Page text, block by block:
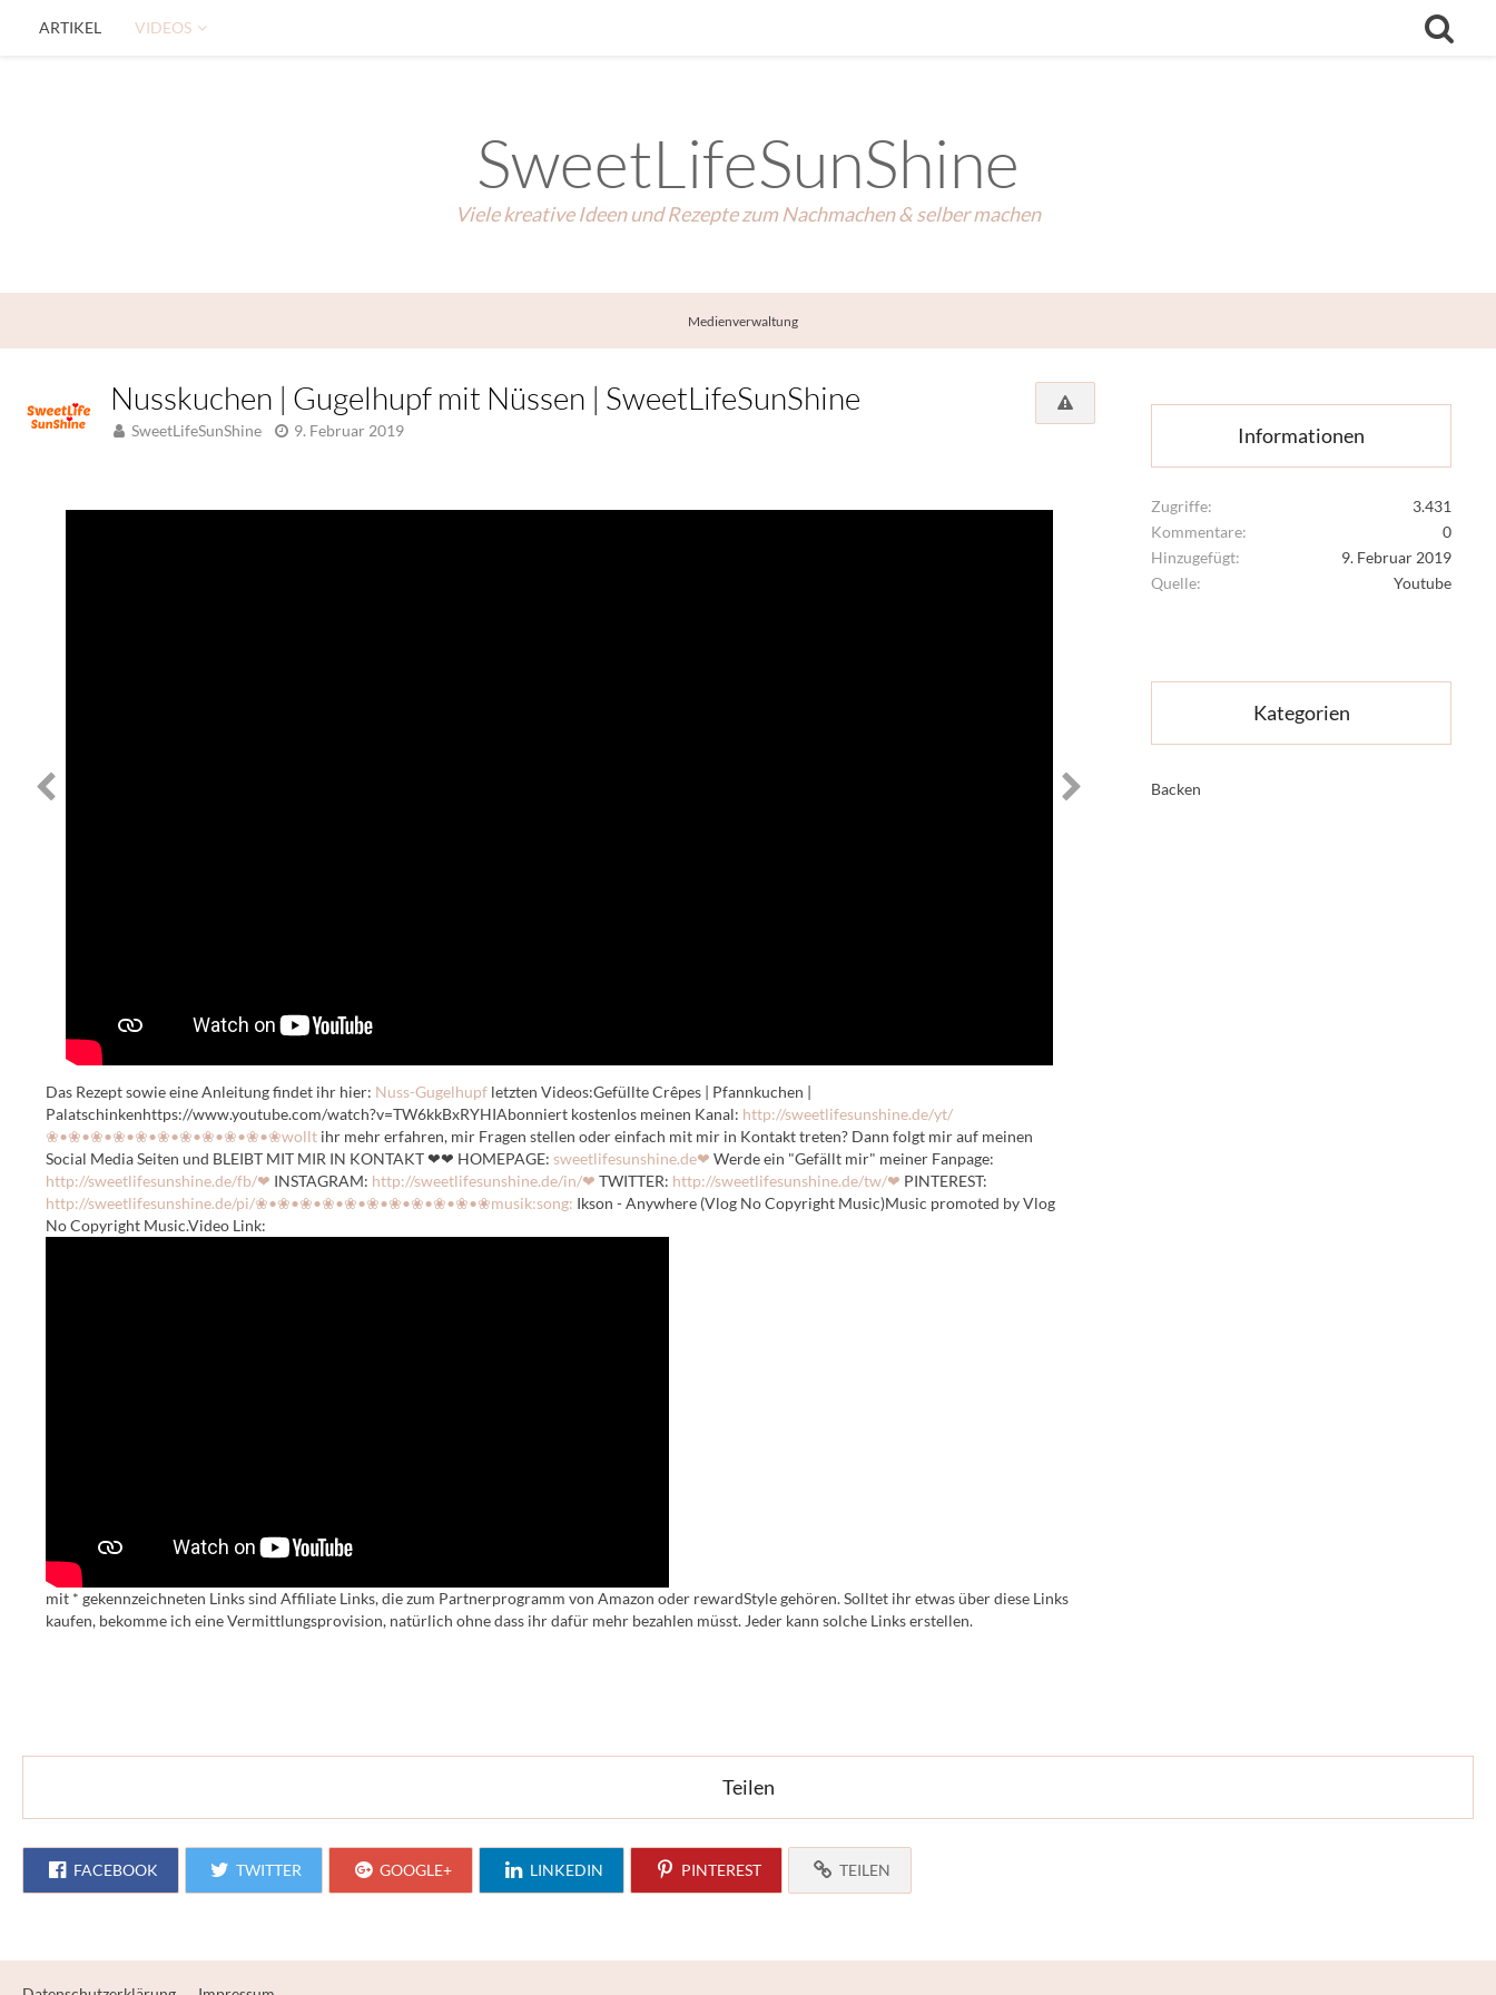
ARTIKEL VIDEOS
SweetLifeSunShine
Viele kreative Ideen und Rezepte zum Nachmachen & selber machen
Medienverwaltung
Nusskuchen | Gugelhupf mit Nüssen | SweetLifeSunShine
SweetLifeSunShine 9. Februar 2019
Das Rezept sowie eine Anleitung findet ihr hier: Nuss-Gugelhupf letzten Videos:Gefüllte Crêpes | Pfannkuchen |
Palatschinkenhttps://www.youtube.com/watch?v=TW6kkBxRYHIAbonniert kostenlos meinen Kanal: http://sweetlifesunshine.de/yt/
❀•❀•❀•❀•❀•❀•❀•❀•❀•❀•❀wollt ihr mehr erfahren, mir Fragen stellen oder einfach mit mir in Kontakt treten? Dann folgt mir auf meinen
Social Media Seiten und BLEIBT MIT MIR IN KONTAKT ❤❤ HOMEPAGE: sweetlifesunshine.de❤ Werde ein "Gefällt mir" meiner Fanpage:
http://sweetlifesunshine.de/fb/❤ INSTAGRAM: http://sweetlifesunshine.de/in/❤ TWITTER: http://sweetlifesunshine.de/tw/❤ PINTEREST:
http://sweetlifesunshine.de/pi/❀•❀•❀•❀•❀•❀•❀•❀•❀•❀•❀musik:song: Ikson - Anywhere (Vlog No Copyright Music)Music promoted by Vlog
No Copyright Music.Video Link:
mit * gekennzeichneten Links sind Affiliate Links, die zum Partnerprogramm von Amazon oder rewardStyle gehören. Solltet ihr etwas über diese Links
kaufen, bekomme ich eine Vermittlungsprovision, natürlich ohne dass ihr dafür mehr bezahlen müsst. Jeder kann solche Links erstellen.
Informationen
Zugriffe
3.431
Kommentare
0
Hinzugefügt
9. Februar 2019
Quelle
Youtube
Kategorien
Backen
Teilen
FACEBOOK TWITTER GOOGLE+ LINKEDIN PINTEREST TEILEN